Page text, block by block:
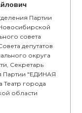
Партии
совета
депутатов
округа
Секретарь
Партии "ЕДИНАЯ
города
области